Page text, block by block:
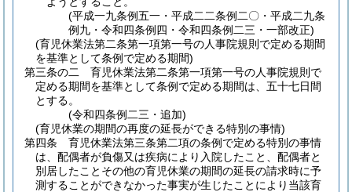
(平成一九条例五一・平成二二条例二〇・平成二九条
例九・令和四条例四・令和四条例二三・一部改正)
(育児休業法第二条第一項第一号の人事院規則で定める期間
を基準として条例で定める期間)
第三条の二
育児休業法第二条第一項第一号の人事院規則で
定める期間を基準として条例で定める期間は、五十七日間
とする。
(令和四条例二三・追加)
(育児休業の期間の再度の延長ができる特別の事情)
第四条
育児休業法第三条第二項の条例で定める特別の事情
は、配偶者が負傷又は疾病により入院したこと、配偶者と
別居したことその他の育児休業の期間の延長の請求時に予
測することができなかった事実が生じたことにより当該育